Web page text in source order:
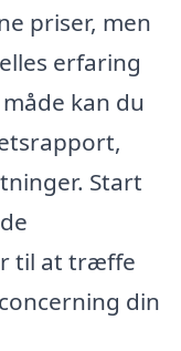
priser, men
erfaring
kan du
Start
til at træffe
din